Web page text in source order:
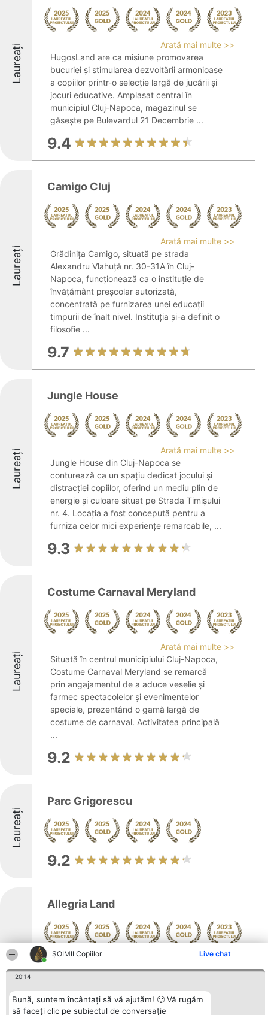
ȘOIMII Copiilor Live chat
20:14
Bună, suntem încântați să vă ajutăm! 🙂 Vă rugăm
să faceți clic pe subiectul de conversație
Laureați
Arată mai multe >>
HugosLand are ca misiune promovarea
bucuriei și stimularea dezvoltării armonioase
a copiilor printr-o selecție largă de jucării și
jocuri educative. Amplasat central în
municipiul Cluj-Napoca, magazinul se
găsește pe Bulevardul 21 Decembrie ...
9.4
Laureați
Camigo Cluj
Arată mai multe >>
Grădinița Camigo, situată pe strada
Alexandru Vlahuță nr. 30-31A în Cluj-
Napoca, funcționează ca o instituție de
învățământ preșcolar autorizată,
concentrată pe furnizarea unei educații
timpurii de înalt nivel. Instituția și-a definit o
filosofie ...
9.7
Laureați
Jungle House
Arată mai multe >>
Jungle House din Cluj-Napoca se
conturează ca un spațiu dedicat jocului și
distracției copiilor, oferind un mediu plin de
energie și culoare situat pe Strada Timișului
nr. 4. Locația a fost concepută pentru a
furniza celor mici experiențe remarcabile, ...
9.3
Laureați
Costume Carnaval Meryland
Arată mai multe >>
Situată în centrul municipiului Cluj-Napoca,
Costume Carnaval Meryland se remarcă
prin angajamentul de a aduce veselie și
farmec spectacolelor și evenimentelor
speciale, prezentând o gamă largă de
costume de carnaval. Activitatea principală
...
9.2
Laureați
Parc Grigorescu
9.2
Laureați
Allegria Land
Arată mai multe >>
Allegria Land este recunoscut ca un spațiu
central în Cluj-Napoca, pe strada Ion Luca
Caragiale, la numărul 12. Locația a fost